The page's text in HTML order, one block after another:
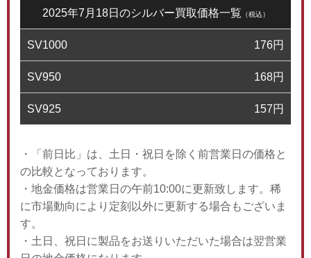
2025年7月18日のシルバー買取価格一覧 （税込）
SV1000 176円
SV950 168円
SV925 157円
・「前日比」は、土日・祝日を除く前営業日の価格と
の比較となっております。
・地金価格は営業日の午前10:00に更新致します。稀
に市場動向により定刻以外に更新する場合もございま
す。
・土日、祝日に製品をお送りいただいた場合は翌営業